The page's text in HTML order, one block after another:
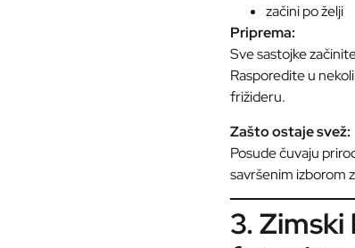
začini po želji
Priprema:
Sve sastojke
Rasporedite u
frižideru.
Zašto ostaje svež:
Posude čuvaju
savršenim izborom
3.